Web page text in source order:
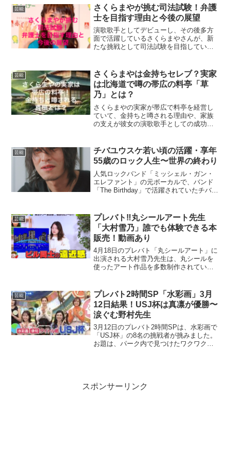
など、様々な話題があります。この記事
では、山口百恵さんの現在の...
芸能
さくらまやが挑む司法試験！弁護
士を目指す理由と今後の展望
演歌歌手としてデビューし、その後多方
面で活躍しているさくらまやさんが、新
たな挑戦として司法試験を目指している
漬けの大学生活の様子が話題を呼んでい
ます。この記事では、さく...
芸能
さくらまやは金持ちセレブ？実家
は北海道で噂の帯広の料亭「草
乃」とは？
さくらまやの実家が帯広で料亭を経営し
ていて、金持ちと噂される理由や、家族
の支えが彼女の演歌歌手としての成功に
す。
芸能
チバユウスケ若い頃の活躍・享年
55歳のロック人生〜世界の終わり
人気ロックバンド「ミッシェル・ガン・
エレファント」の元ボーカルで、バンド
「The Birthday」で活躍されていたチバユ
ンドで声を張りあげ、とてもカッコいい
ステ...
芸能
プレバト‼︎丸シールアート先生
「大村雪乃」誰でも体験できる本
販売！動画あり
4月18日のプレバト「丸シールアート」に
出演される大村雪乃先生は、丸シールを
使ったアート作品を多数制作されていま
ック」を販売されています。今回は大村
雪乃先生のプロフィー...
芸能
プレバト2時間SP「水彩画」3月
12日結果！USJ杯は真凛が優勝〜
涙ぐむ野村先生
3月12日のプレバト2時間SPは、水彩画で
「USJ杯」の8名の挑戦者が挑みました。
お題は、パーク内で見つけたワクワクな
スポンサーリンク